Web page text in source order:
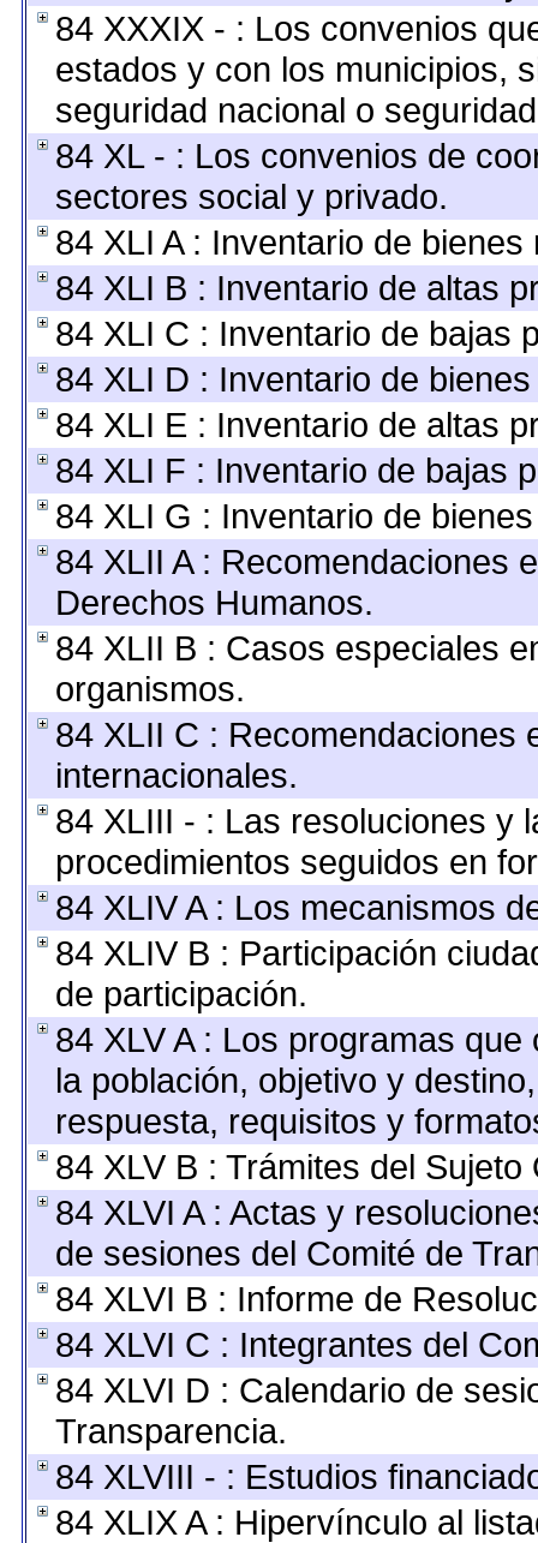
84 XXXIX - : Los convenios
estados y con los municipios,
seguridad nacional o
84 XL - : Los convenios de
sectores social y privado.
84 XLI A : Inventario de bienes
84 XLI B : Inventario de altas
84 XLI C : Inventario de bajas
84 XLI D : Inventario de
84 XLI E : Inventario de altas
84 XLI F : Inventario de bajas
84 XLI G : Inventario de
84 XLII A : Recomendaciones
Derechos Humanos.
84 XLII B : Casos especiales
organismos.
84 XLII C : Recomendaciones
internacionales.
84 XLIII - : Las resoluciones y
procedimientos seguidos en
84 XLIV A : Los mecanismos
84 XLIV B : Participación
de participación.
84 XLV A : Los programas
la población, objetivo y
respuesta, requisitos y
84 XLV B : Trámites del Sujeto
84 XLVI A : Actas y
de sesiones del Comité de
84 XLVI B : Informe de
84 XLVI C : Integrantes del
84 XLVI D : Calendario de
Transparencia.
84 XLVIII - : Estudios
84 XLIX A : Hipervínculo al